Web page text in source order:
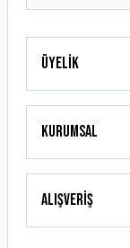
Üyelik
Kurumsal
Alışveriş